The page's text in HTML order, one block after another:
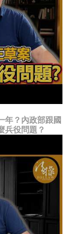
年？內政部跟國
兵役問題？